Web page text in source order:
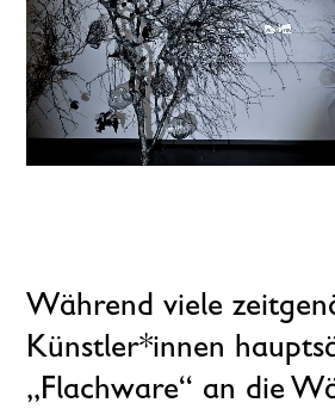
Während viele
Künstler*innen
„Flachware“ an die